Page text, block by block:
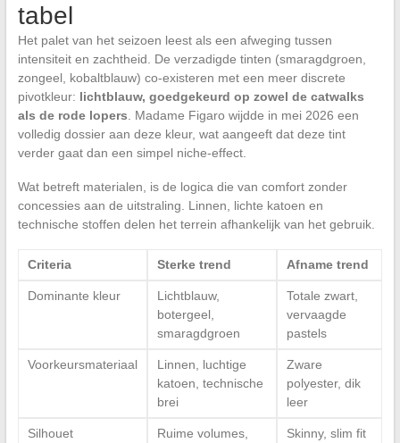
tabel
Het palet van het seizoen leest als een afweging tussen
intensiteit en zachtheid. De verzadigde tinten (smaragdgroen,
zongeel, kobaltblauw) co-existeren met een meer discrete
pivotkleur: lichtblauw, goedgekeurd op zowel de catwalks
als de rode lopers . Madame Figaro wijdde in mei 2026 een
volledig dossier aan deze kleur, wat aangeeft dat deze tint
verder gaat dan een simpel niche-effect.
Wat betreft materialen, is de logica die van comfort zonder
concessies aan de uitstraling. Linnen, lichte katoen en
technische stoffen delen het terrein afhankelijk van het gebruik.
Criteria Sterke trend Afname trend
Dominante kleur
Lichtblauw,
botergeel,
smaragdgroen
Totale zwart,
vervaagde
pastels
Voorkeursmateriaal
Linnen, luchtige
katoen, technische
brei
Zware
polyester, dik
leer
Silhouet
Ruime volumes,
Skinny, slim fit